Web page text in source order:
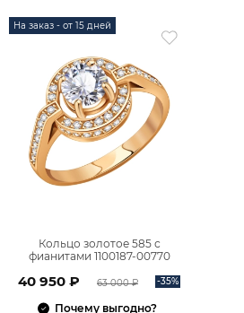
На заказ - от 15 дней
Кольцо золотое 585 с
фианитами 1100187-00770
40 950 ₽ 63 000 ₽ -35%
Почему выгодно?